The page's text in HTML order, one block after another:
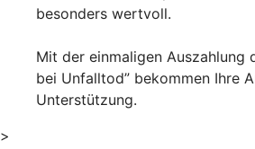
besonders wertvoll.
Mit der einmaligen Auszahlung
bei Unfalltod” bekommen Ihre
Unterstützung.
>